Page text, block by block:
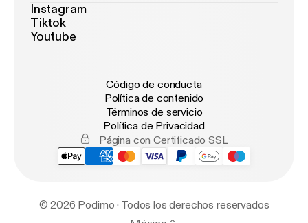
Instagram
Tiktok
Youtube
Código de conducta
Política de contenido
Términos de servicio
Política de Privacidad
Página con Certificado SSL
© 2026 Podimo · Todos los derechos reservados